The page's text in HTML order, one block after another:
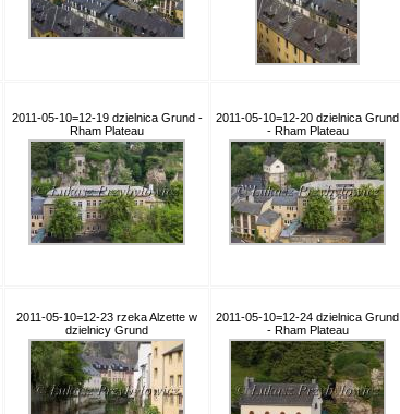
2011-05-10=12-19 dzielnica Grund -
Rham Plateau
2011-05-10=12-20 dzielnica Grund
- Rham Plateau
2011-05-10=12-23 rzeka Alzette w
dzielnicy Grund
2011-05-10=12-24 dzielnica Grund
- Rham Plateau